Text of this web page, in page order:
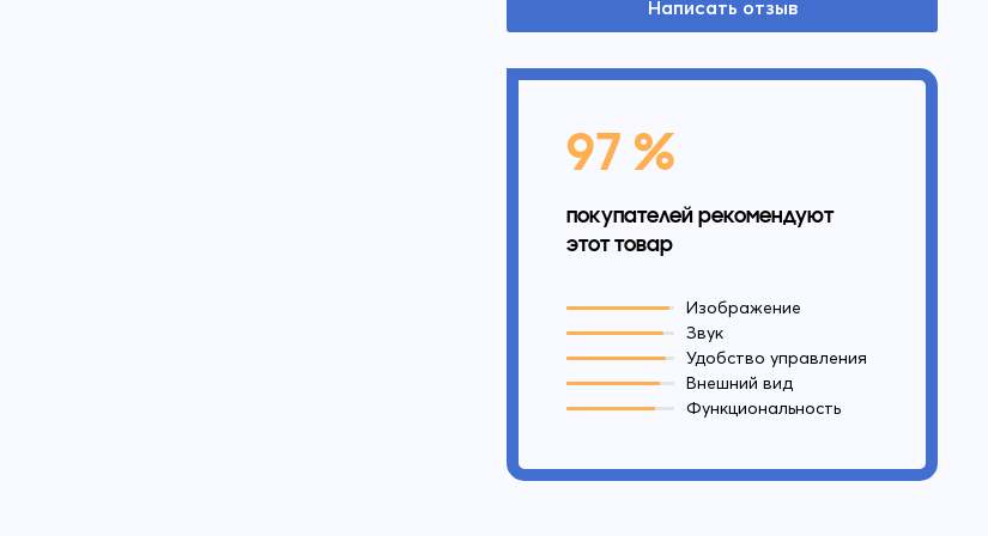
Написать отзыв
97 %
покупателей рекомендуют
этот товар
Изображение
Звук
Удобство управления
Внешний вид
Функциональность